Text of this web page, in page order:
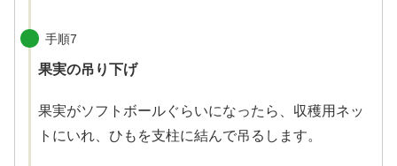
手順7
果実の吊り下げ
果実がソフトボールぐらいになったら、収穫用ネッ
トにいれ、ひもを支柱に結んで吊るします。